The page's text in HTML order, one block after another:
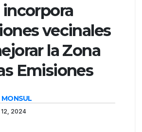
incorpora
vecinales
la Zona
Emisiones
MONSUL
12, 2024